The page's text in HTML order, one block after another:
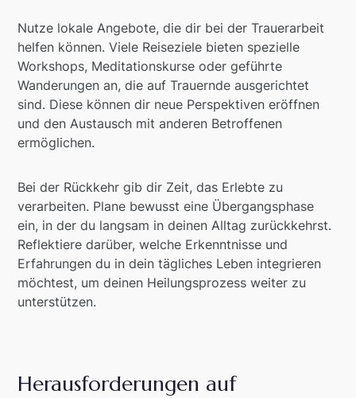
Nutze lokale Angebote, die dir bei der Trauerarbeit
helfen können. Viele Reiseziele bieten spezielle
Workshops, Meditationskurse oder geführte
Wanderungen an, die auf Trauernde ausgerichtet
sind. Diese können dir neue Perspektiven eröffnen
und den Austausch mit anderen Betroffenen
ermöglichen.
Bei der Rückkehr gib dir Zeit, das Erlebte zu
verarbeiten. Plane bewusst eine Übergangsphase
ein, in der du langsam in deinen Alltag zurückkehrst.
Reflektiere darüber, welche Erkenntnisse und
Erfahrungen du in dein tägliches Leben integrieren
möchtest, um deinen Heilungsprozess weiter zu
unterstützen.
Herausforderungen auf